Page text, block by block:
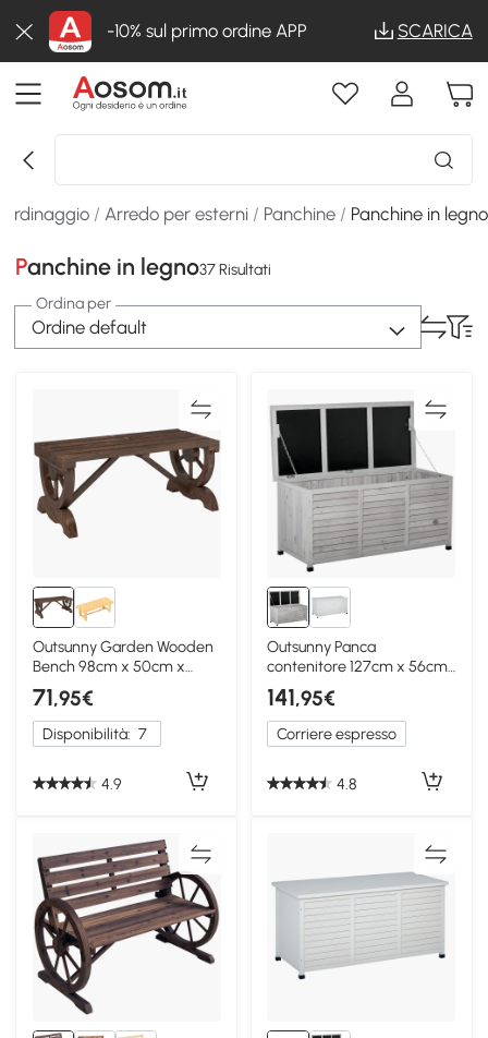
-10% sul primo ordine APP SCARICA
/ Arredo per esterni / Panchine / Panchine in legno
Panchine in legno37 Risultati
Ordina per
Ordine default
Outsunny Garden Wooden
Bench 98cm x 50cm x
39.5cm Marrone
71,95€
Disponibilità: 7
4.9
Outsunny Panca
contenitore 127cm x 56cm
x 60cm Grigio
141,95€
Corriere espresso
4.8